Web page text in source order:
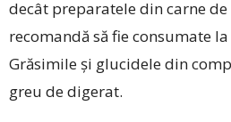
decât preparatele din carne de
recomandă să fie consumate
Grăsimile și glucidele din
greu de digerat.